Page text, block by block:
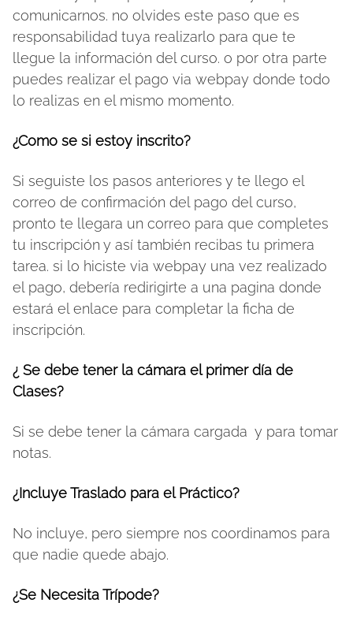
comunicarnos. no olvides este paso que es
responsabilidad tuya realizarlo para que te
llegue la información del curso. o por otra parte
puedes realizar el pago via webpay donde todo
lo realizas en el mismo momento.
¿Como se si estoy inscrito?
Si seguiste los pasos anteriores y te llego el
correo de confirmación del pago del curso,
pronto te llegara un correo para que completes
tu inscripción y así también recibas tu primera
tarea. si lo hiciste via webpay una vez realizado
el pago, debería redirigirte a una pagina donde
estará el enlace para completar la ficha de
inscripción.
¿ Se debe tener la cámara el primer día de
Clases?
Si se debe tener la cámara cargada y para tomar
notas.
¿Incluye Traslado para el Práctico?
No incluye, pero siempre nos coordinamos para
que nadie quede abajo.
¿Se Necesita Trípode?